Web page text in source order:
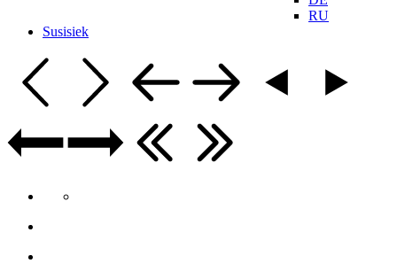
RU
Susisiek